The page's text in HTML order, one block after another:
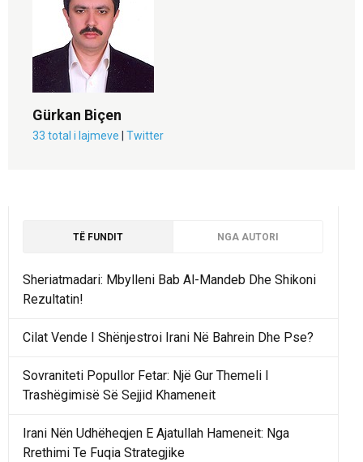
Gürkan Biçen
33 total i lajmeve Twitter
TË FUNDIT NGA AUTORI
Sheriatmadari: Mbylleni Bab Al-Mandeb Dhe Shikoni
Rezultatin!
Cilat Vende I Shënjestroi Irani Në Bahrein Dhe Pse?
Sovraniteti Popullor Fetar: Një Gur Themeli I
Trashëgimisë Së Sejjid Khameneit
Irani Nën Udhëheqjen E Ajatullah Hameneit: Nga
Rrethimi Te Fuqia Strategjike